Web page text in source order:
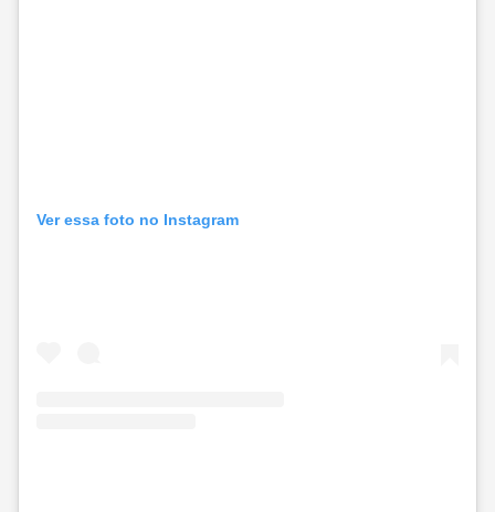
Ver essa foto no Instagram